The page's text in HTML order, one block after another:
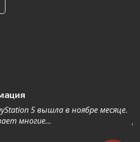
5 вышла в ноябре месяце.
многие...